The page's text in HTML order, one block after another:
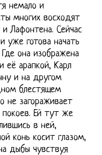
немало и
многих восходят
Лафонтена. Сейчас
уже готова начать
она изображена
её арапкой, Карл
и на другом
блестящем
не загораживает
покоев. Ей тут же
в ней,
конь косит глазом,
дыбы чувствуя